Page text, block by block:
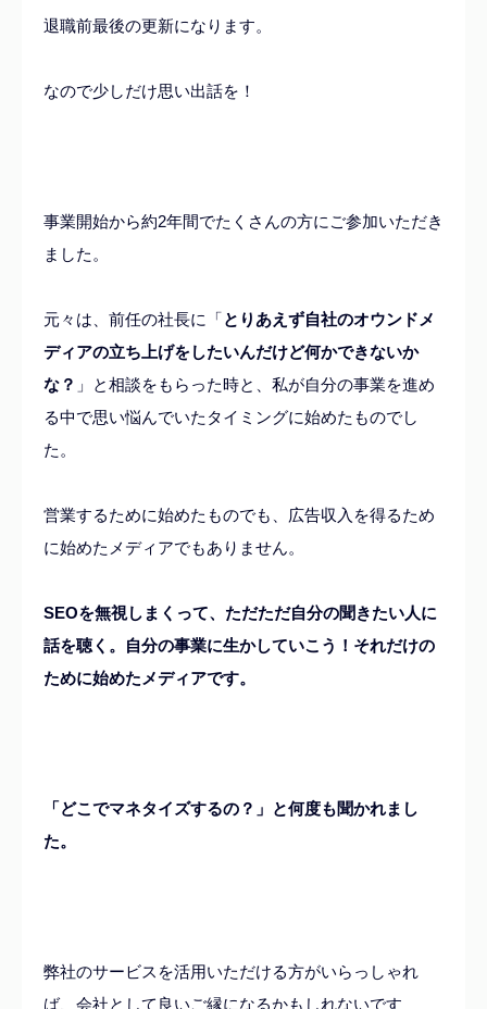
退職前最後の更新になります。
なので少しだけ思い出話を！
事業開始から約2年間でたくさんの方にご参加いただき
ました。
元々は、前任の社長に「とりあえず自社のオウンドメ
ディアの立ち上げをしたいんだけど何かできないか
な？ 」と相談をもらった時と、私が自分の事業を進め
る中で思い悩んでいたタイミングに始めたものでし
た。
営業するために始めたものでも、広告収入を得るため
に始めたメディアでもありません。
SEOを無視しまくって、ただただ自分の聞きたい人に
話を聴く。自分の事業に生かしていこう！それだけの
ために始めたメディアです。
「どこでマネタイズするの？ 」と何度も聞かれまし
た。
弊社のサービスを活用いただける方がいらっしゃれ
ば、会社として良いご縁になるかもしれないです